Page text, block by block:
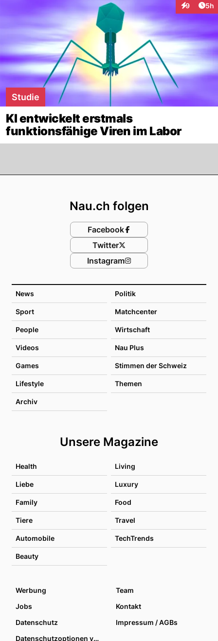
9 5h
Studie
KI entwickelt erstmals
funktionsfähige Viren im Labor
News Politik
Sport Matchcenter
People Wirtschaft
Videos Nau Plus
Games Stimmen der Schweiz
Lifestyle Themen
Archiv
Unsere Magazine
Health Living
Liebe Luxury
Family Food
Tiere Travel
Automobile TechTrends
Beauty
Nau.ch folgen
Facebook
Twitter
Instagram
Werbung
Team
Jobs
Kontakt
Datenschutz
Impressum / AGBs
Datenschutzoptionen verwalten